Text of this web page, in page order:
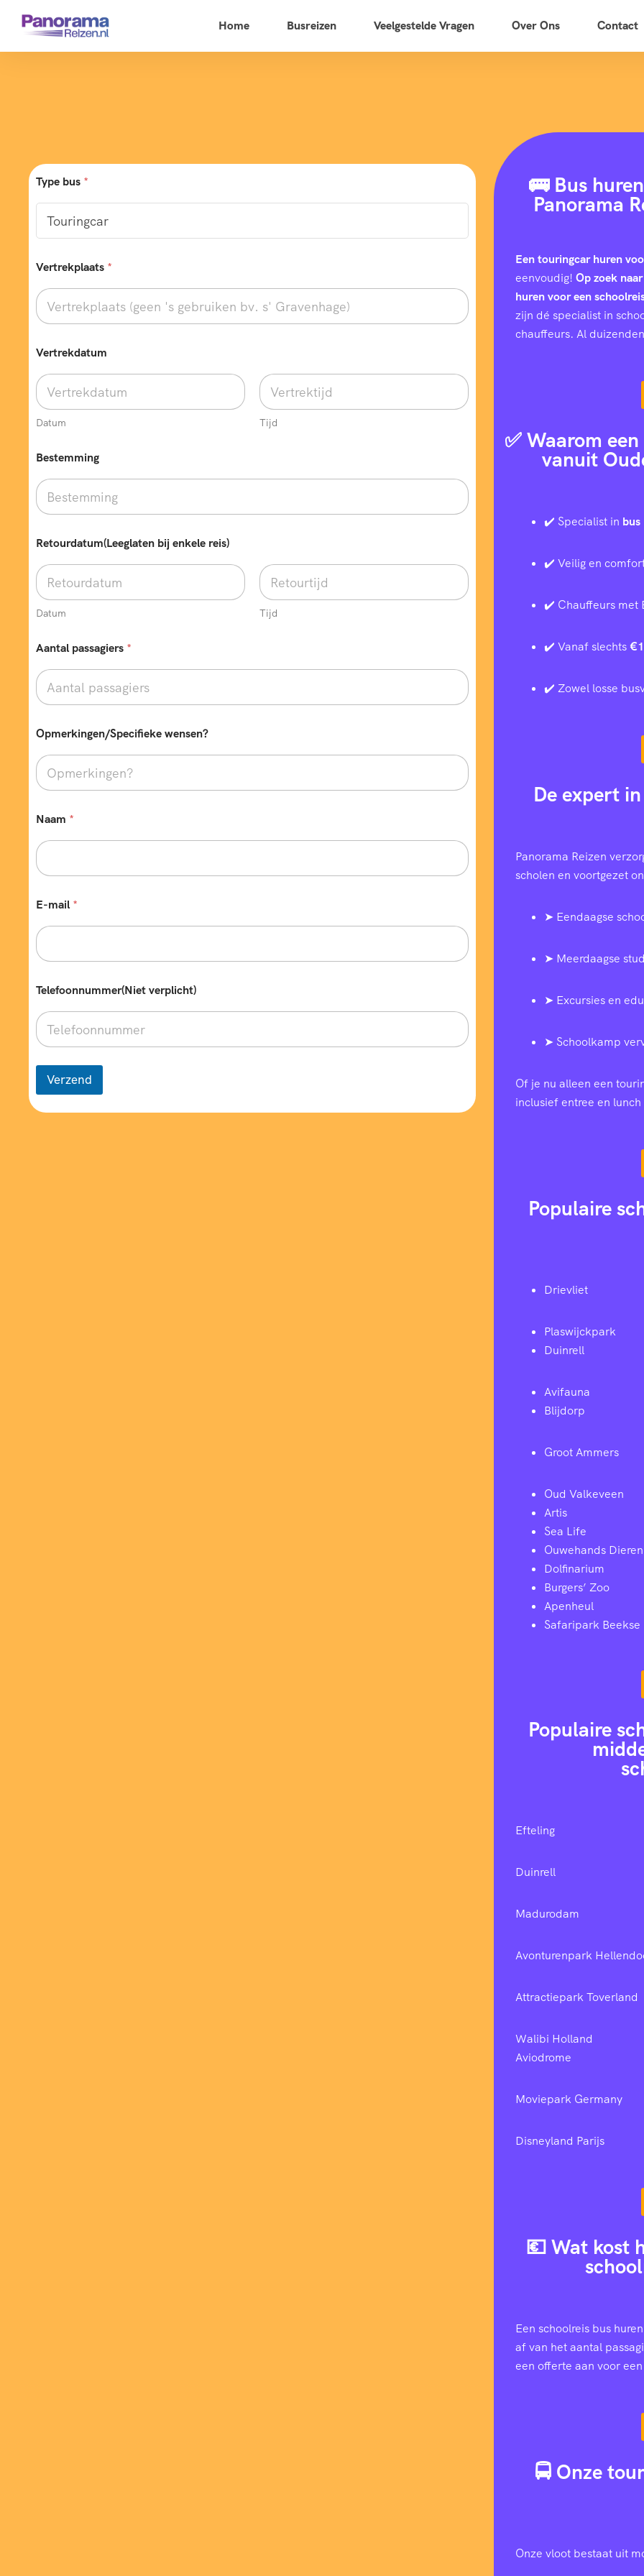
Home Busreizen Veelgestelde Vragen Over Ons Contact
Type bus *
Vertrekplaats *
Vertrekdatum
Datum Tijd
Bestemming
*
u
s
Retourdatum(Leeglaten bij enkele reis)
Datum Tijd
Aantal passagiers *
Opmerkingen/Specifieke wensen?
Naam *
E-mail *
Telefoonnummer(Niet verplicht)
Verzend
🚌 Bus
Panorama
Een touringcar huren
eenvoudig! Op zoek
huren voor een
zijn dé specialist in
chauffeurs. Al
✅ Waarom
vanuit
✔️ Specialist in
✔️ Veilig en
✔️ Chauffeurs met
✔️ Vanaf slechts
✔️ Zowel losse
De expert
Panorama Reizen
scholen en voortgezet
➤ Eendaagse
➤ Meerdaagse
➤ Excursies en
➤ Schoolkamp
Of je nu alleen een
inclusief entree en
Populaire
Drievliet
Plaswijckpark
Duinrell
Avifauna
Blijdorp
Groot Ammers
Oud Valkeveen
Artis
Sea Life
Ouwehands
Dolfinarium
Burgers’ Zoo
Apenheul
Safaripark Beekse
Populaire
Efteling
Duinrell
Madurodam
Avonturenpark
Attractiepark Toverland
Walibi Holland
Aviodrome
Moviepark Germany
Disneyland Parijs
💶 Wat kost
Een schoolreis bus
af van het aantal
een offerte aan voor
🚍 Onze
Onze vloot bestaat uit